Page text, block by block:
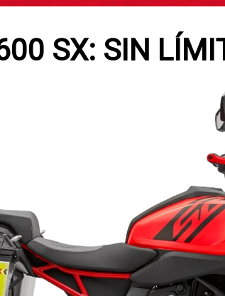
SX: SIN